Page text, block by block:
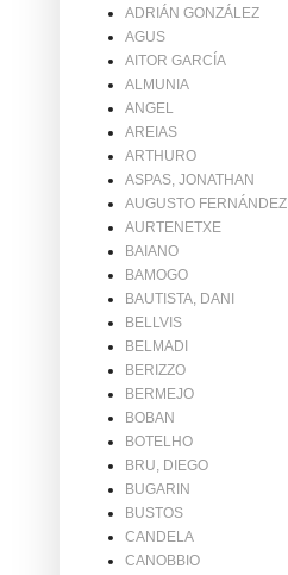
ADRIÁN GONZÁLEZ
AGUS
AITOR GARCÍA
ALMUNIA
ANGEL
AREIAS
ARTHURO
ASPAS, JONATHAN
AUGUSTO FERNÁNDEZ
AURTENETXE
BAIANO
BAMOGO
BAUTISTA, DANI
BELLVIS
BELMADI
BERIZZO
BERMEJO
BOBAN
BOTELHO
BRU, DIEGO
BUGARIN
BUSTOS
CANDELA
CANOBBIO